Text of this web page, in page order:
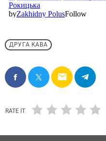
ДРУГА КАВА
email
RATE IT